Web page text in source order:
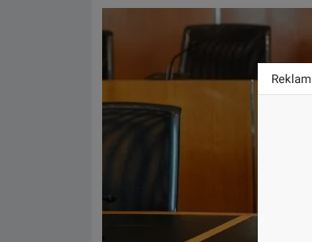
Reklam